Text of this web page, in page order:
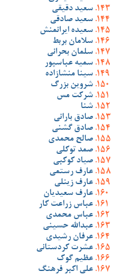
سعید دقیقی
سعید صادقی
سعیده ایرانمنش
سلامان بربط
سلمان بحرانی
سمیه عباسپور
سینا منشازاده
شروین بزرگ
شرکت مس
شنا
صادق بارانی
صادق گشنی
صالح محمدی
صمد توکلی
صیاد کوکبی
عارف رستمی
عارف زینلی
عارف سعیدیان
عباس زراعت کار
عباس محمدی
عبدالله حسینی
عرفان رشیدی
عشرت کردستانی
عظیم گوک
علی اکبر فرهنگ